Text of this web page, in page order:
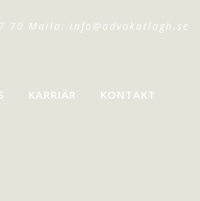
70 Maila: info@advokatlagh.se
KARRIÄR KONTAKT